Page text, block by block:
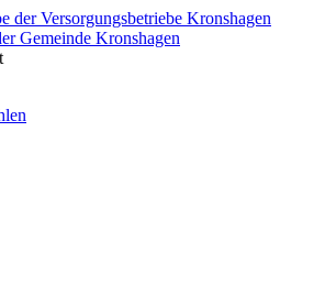
der Versorgungsbetriebe Kronshagen
Gemeinde Kronshagen